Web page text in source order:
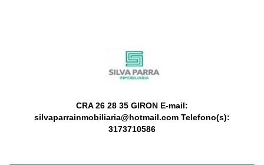
CRA 26 28 35 GIRONE-mail:
silvaparrainmobiliaria@hotmail.comTelefono(s):
3173710586